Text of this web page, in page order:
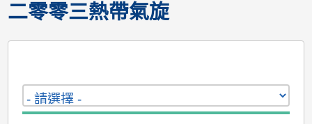
二零零三熱帶氣旋